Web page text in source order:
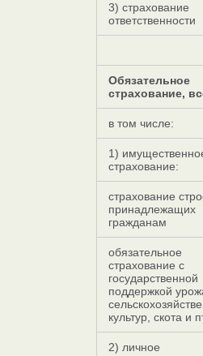
3) страхование
ответственности
Обязательное
страхование,
в том числе:
1)
страхование:
страхование
принадлежащих
гражданам
обязательное
страхование с
государственной
поддержкой
культур, скота и
2) личное